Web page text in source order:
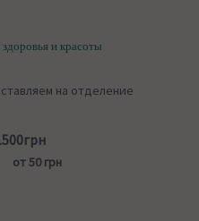
и красоты
на отделение
от 50 грн